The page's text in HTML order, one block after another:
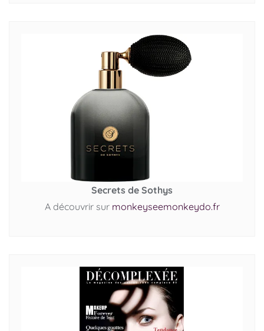
Secrets de Sothys
A découvrir sur monkeyseemonkeydo.fr